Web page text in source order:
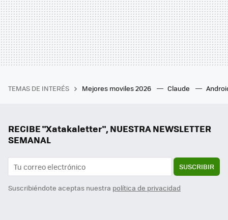
TEMAS DE INTERÉS Mejores moviles 2026 Claude
RECIBE "Xatakaletter", NUESTRA NEWSLETTER
SEMANAL
SUSCRIBIR
Suscribiéndote aceptas nuestra política de privacidad